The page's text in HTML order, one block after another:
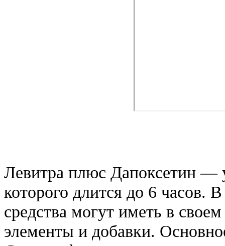
Левитра плюс Дапоксетин —
которого длится до 6 часов.
средства могут иметь в
элементы и добавки.